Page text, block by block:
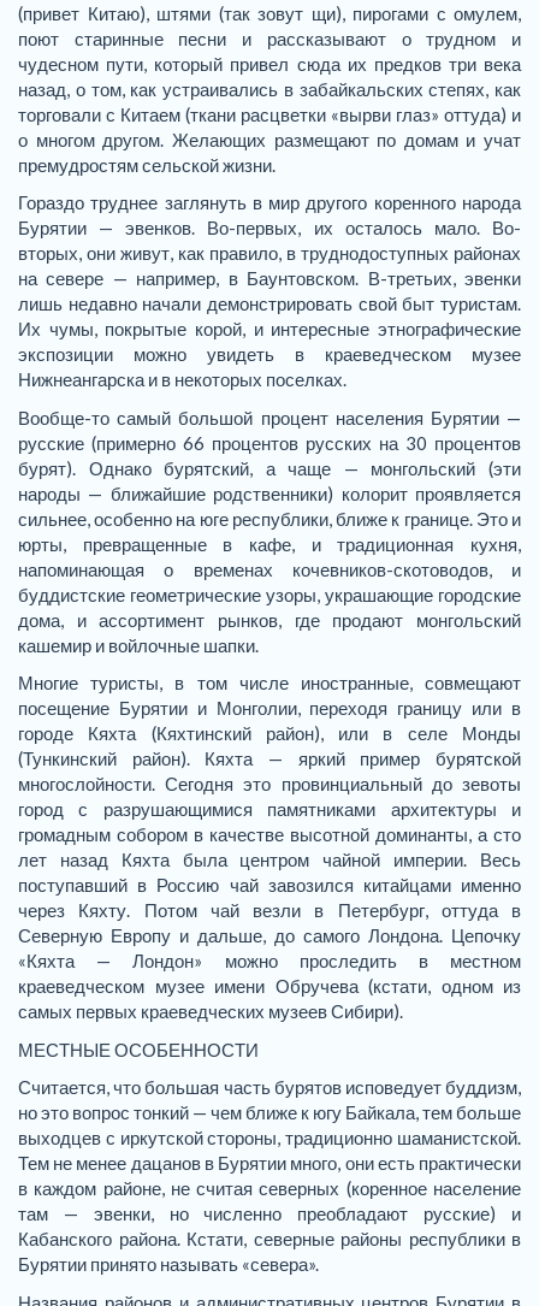
(привет Китаю), штями (так зовут щи), пирогами с омулем,
поют старинные песни и рассказывают о трудном и
чудесном пути, который привел сюда их предков три века
назад, о том, как устраивались в забайкальских степях, как
торговали с Китаем (ткани расцветки «вырви глаз» оттуда) и
о многом другом. Желающих размещают по домам и учат
премудростям сельской жизни.
Гораздо труднее заглянуть в мир другого коренного народа
Бурятии — эвенков. Во-первых, их осталось мало. Во-
вторых, они живут, как правило, в труднодоступных районах
на севере — например, в Баунтовском. В-третьих, эвенки
лишь недавно начали демонстрировать свой быт туристам.
Их чумы, покрытые корой, и интересные этнографические
экспозиции можно увидеть в краеведческом музее
Нижнеангарска и в некоторых поселках.
Вообще-то самый большой процент населения Бурятии —
русские (примерно 66 процентов русских на 30 процентов
бурят). Однако бурятский, а чаще — монгольский (эти
народы — ближайшие родственники) колорит проявляется
сильнее, особенно на юге республики, ближе к границе. Это и
юрты, превращенные в кафе, и традиционная кухня,
напоминающая о временах кочевников-скотоводов, и
буддистские геометрические узоры, украшающие городские
дома, и ассортимент рынков, где продают монгольский
кашемир и войлочные шапки.
Многие туристы, в том числе иностранные, совмещают
посещение Бурятии и Монголии, переходя границу или в
городе Кяхта (Кяхтинский район), или в селе Монды
(Тункинский район). Кяхта — яркий пример бурятской
многослойности. Сегодня это провинциальный до зевоты
город с разрушающимися памятниками архитектуры и
громадным собором в качестве высотной доминанты, а сто
лет назад Кяхта была центром чайной империи. Весь
поступавший в Россию чай завозился китайцами именно
через Кяхту. Потом чай везли в Петербург, оттуда в
Северную Европу и дальше, до самого Лондона. Цепочку
«Кяхта — Лондон» можно проследить в местном
краеведческом музее имени Обручева (кстати, одном из
самых первых краеведческих музеев Сибири).
МЕСТНЫЕ ОСОБЕННОСТИ
Считается, что большая часть бурятов исповедует буддизм,
но это вопрос тонкий — чем ближе к югу Байкала, тем больше
выходцев с иркутской стороны, традиционно шаманистской.
Тем не менее дацанов в Бурятии много, они есть практически
в каждом районе, не считая северных (коренное население
там — эвенки, но численно преобладают русские) и
Кабанского района. Кстати, северные районы республики в
Бурятии принято называть «севера».